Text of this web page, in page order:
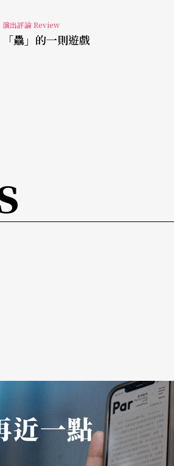
，氣象萬千！
的掌握投鼠忌器。結尾前指揮雖以
舞台的燈光更是雪上加霜，由於舞
漏指揮與女高音希歐琳（這兩位不
不足，這位哥本哈根皇家歌劇院終
是首場的演出），就像是歷史上所
演出評論 Review
「驫」的一則遊戲